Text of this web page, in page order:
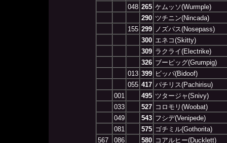
048 265 ケムッソ(Wurmple)
290 ツチニン(Nincada)
155 299
ノズパス(Nosepass)
300 エネコ(Skitty)
309 ラクライ(Electrike)
326 ブーピッグ(Grumpig)
013 399 ビッパ(Bidoof)
055 417 パチリス(Pachirisu)
001
495 ツタージャ(Snivy)
033
527 コロモリ(Woobat)
049
543 フシデ(Venipede)
081
575 ゴチミル(Gothorita)
567
086 580 コアルヒー(Ducklett)